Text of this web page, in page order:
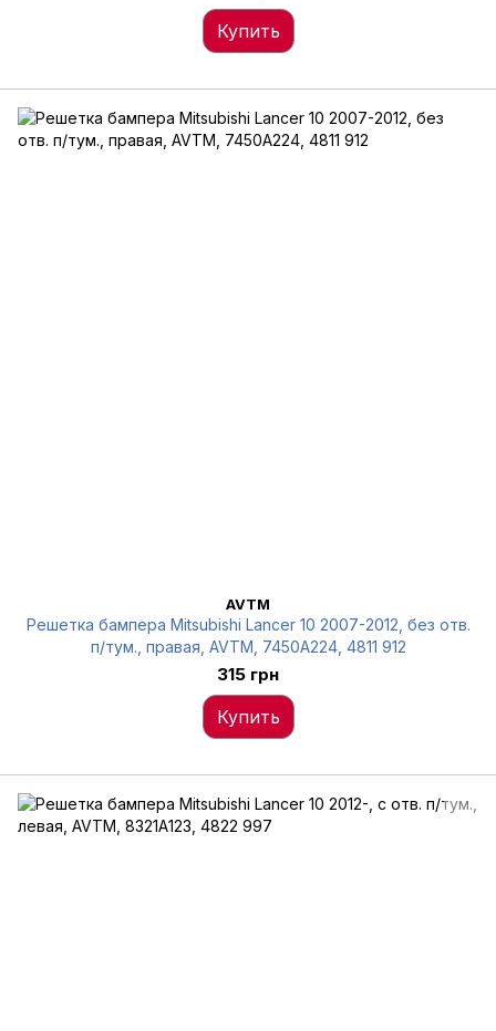
Купить
AVTM
Решетка бампера Mitsubishi Lancer 10 2007-2012, без отв.
п/тум., правая, AVTM, 7450A224, 4811 912
315 грн
Купить